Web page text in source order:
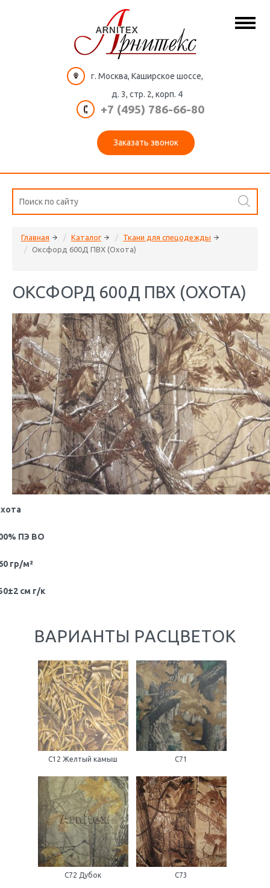
г. Москва, Каширское шоссе,
д. 3, стр. 2, корп. 4
+7 (495) 786-66-80
Заказать звонок
Главная Каталог
Ткани для спецодежды
Оксфорд 600Д ПВХ (Охота)
ОКСФОРД 600Д ПВХ (ОХОТА)
ПЭ ВО
гр/м²
см г/к
ВАРИАНТЫ РАСЦВЕТОК
C12 Желтый камыш С71
С72 Дубок С73